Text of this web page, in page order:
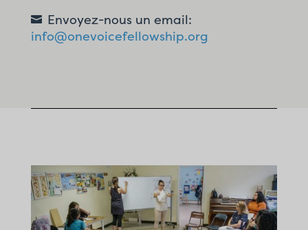
 Envoyez-nous un email:
info@onevoicefellowship.org